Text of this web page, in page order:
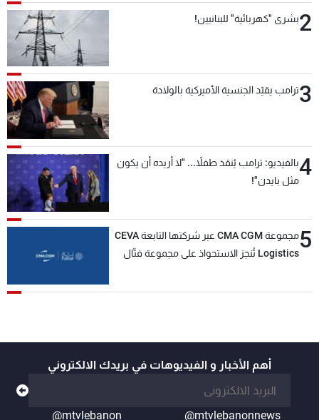
2بشرى "كهربائية" للبنانيين!
3ترامب يقيّد الجنسية الأميركية بالولادة
4بالفيديو: ترامب يُنقذ طفلاً... "لا أريده أن يكون
مثل بايدن"!
5
مجموعة CMA CGM عبر شركتها التابعة CEVA
Logistics تُنجز الاستحواذ على مجموعة فتّال
أهم الأخبار و الفيديوهات في بريدك الالكتروني
@mtvlebanonnews
@mtvlebanon